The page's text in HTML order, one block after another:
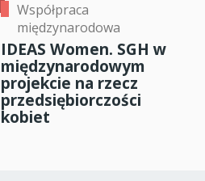
Współpraca
międzynarodowa
IDEAS Women. SGH w
międzynarodowym
projekcie na rzecz
przedsiębiorczości
kobiet